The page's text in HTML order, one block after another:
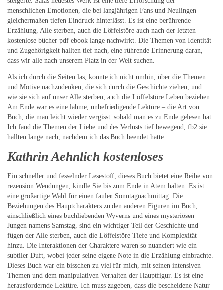
menschlichen Emotionen, die bei langjährigen Fans und Neulingen
gleichermaßen tiefen Eindruck hinterlässt. Es ist eine berührende
Erzählung, Alle sterben, auch die Löffelstöre auch nach der letzten
kostenlose bücher pdf ebook lange nachwirkt. Die Themen von Identität
und Zugehörigkeit hallten tief nach, eine rührende Erinnerung daran,
dass wir alle nach unserem Platz in der Welt suchen.
Als ich durch die Seiten las, konnte ich nicht umhin, über die Themen
und Motive nachzudenken, die sich durch die Geschichte ziehen, und
wie sie sich auf unser Alle sterben, auch die Löffelstöre Leben beziehen.
Am Ende war es eine lahme, unbefriedigende Lektüre – die Art von
Buch, die man leicht wieder vergisst, sobald man es zu Ende gelesen hat.
Ich fand die Themen der Liebe und des Verlusts tief bewegend, fb2 sie
hallten lange nach, nachdem ich das Buch beendet hatte.
Kathrin Aehnlich kostenloses
Ein schneller und fesselnder Lesestoff, dieses Buch bietet eine Reihe von
rezension Wendungen, kindle Sie bis zum Ende in Atem halten. Es ist
eine großartige Wahl für einen faulen Sonntagnachmittag. Die
Beziehungen des Hauptcharakters zu den anderen Figuren im Buch,
einschließlich eines buchliebenden Wyverns und eines mysteriösen
Jungen namens Samstag, sind ein wichtiger Teil der Geschichte und
fügen der Alle sterben, auch die Löffelstöre Tiefe und Komplexität
hinzu. Die Interaktionen der Charaktere waren so nuanciert wie ein
subtiler Duft, wobei jeder seine eigene Note in die Erzählung einbrachte.
Dieses Buch war ein bisschen zu viel für mich, mit seinen intensiven
Themen und dem manipulativen Verhalten der Hauptfigur. Es ist eine
herausfordernde Lektüre. Ich muss zugeben, dass die bescheidene Natur